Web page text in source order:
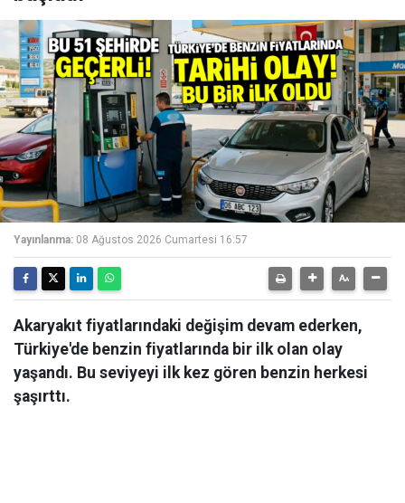
Yayınlanma: 08 Ağustos 2026 Cumartesi 16:57
Akaryakıt fiyatlarındaki değişim devam ederken,
Türkiye'de benzin fiyatlarında bir ilk olan olay
yaşandı. Bu seviyeyi ilk kez gören benzin herkesi
şaşırttı.